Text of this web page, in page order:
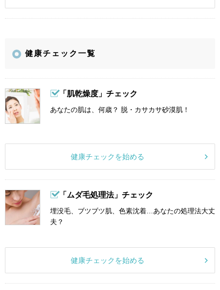
健康チェック一覧
「肌乾燥度」チェック
あなたの肌は、何歳？ 脱・カサカサ砂漠肌！
健康チェックを始める
「ムダ毛処理法」チェック
埋没毛、ブツブツ肌、色素沈着…あなたの処理法大丈
夫？
健康チェックを始める